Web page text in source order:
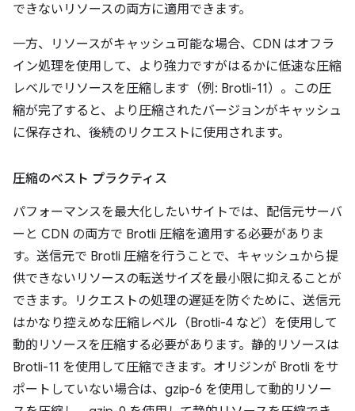
できないリソースの両方に適用できます。
一方、リソースがキャッシュ可能な場合、CDN はオフラ
イン処理を使用して、より強力ですがはるかに低速な圧縮
レベルでリソースを圧縮します（例: Brotli-11）。この圧
縮が完了すると、より圧縮されたバージョンがキャッシュ
に保存され、後続のリクエストに使用されます。
圧縮のベスト プラクティス
パフォーマンスを最大化したいサイトでは、配信元サーバ
ーと CDN の両方で Brotli 圧縮を適用する必要がありま
す。送信元で Brotli 圧縮を行うことで、キャッシュから提
供できないリソースの転送サイズを最小限に抑えることが
できます。リクエストの処理の遅延を防ぐために、送信元
はかなり控えめな圧縮レベル（Brotli-4 など）を使用して
動的リソースを圧縮する必要があります。静的リソースは
Brotli-11 を使用して圧縮できます。オリジンが Brotli をサ
ポートしていない場合は、gzip-6 を使用して動的リソー